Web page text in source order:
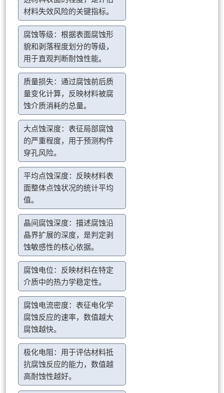
材料失效风险的关键指标。
腐蚀等级：根据表面腐蚀形
貌和剥落程度划分的等级，
用于直观判断耐蚀性能。
质量损失：通过腐蚀前后质
量变化计算，反映材料被腐
蚀介质消耗的总量。
大点蚀深度：表征局部腐蚀
的严重程度，用于预测构件
穿孔风险。
平均点蚀深度：反映材料表
面整体点蚀状况的统计平均
值。
晶间腐蚀深度：描述腐蚀沿
晶界扩展的深度，是判定剥
蚀敏感性的核心依据。
腐蚀电位：反映材料在特定
介质中的热力学稳定性。
腐蚀电流密度：表征电化学
腐蚀反应的速率，数值越大
腐蚀越快。
极化电阻：用于评估材料抵
抗腐蚀反应的能力，数值越
高耐蚀性越好。